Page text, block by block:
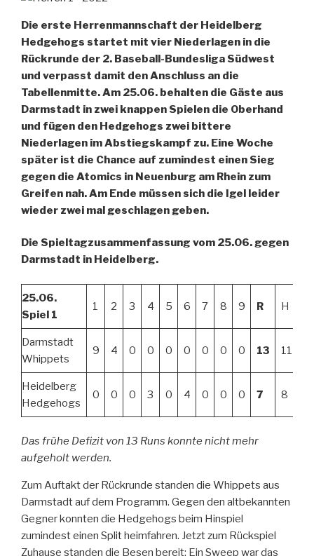
Die erste Herrenmannschaft der Heidelberg
Hedgehogs startet mit vier Niederlagen in die
Rückrunde der 2. Baseball-Bundesliga Südwest
und verpasst damit den Anschluss an die
Tabellenmitte. Am 25.06. behalten die Gäste aus
Darmstadt in zwei knappen Spielen die Oberhand
und fügen den Hedgehogs zwei bittere
Niederlagen im Abstiegskampf zu. Eine Woche
später ist die Chance auf zumindest einen Sieg
gegen die Atomics in Neuenburg am Rhein zum
Greifen nah. Am Ende müssen sich die Igel leider
wieder zwei mal geschlagen geben.
Die Spieltagzusammenfassung vom 25.06. gegen
Darmstadt in Heidelberg.
25.06.
Spiel 1
1 2 3 4 5 6 7 8 9 R H
Darmstadt
Whippets
9 4 0 0 0 0 0 0 0 13 11
Heidelberg
Hedgehogs
0 0 0 3 0 4 0 0 0 7 8
Das frühe Defizit von 13 Runs konnte nicht mehr
aufgeholt werden.
Zum Auftakt der Rückrunde standen die Whippets aus
Darmstadt auf dem Programm. Gegen den altbekannten
Gegner konnten die Hedgehogs beim Hinspiel
zumindest einen Split heimfahren. Jetzt zum Rückspiel
Zuhause standen die Besen bereit: Ein Sweep war das